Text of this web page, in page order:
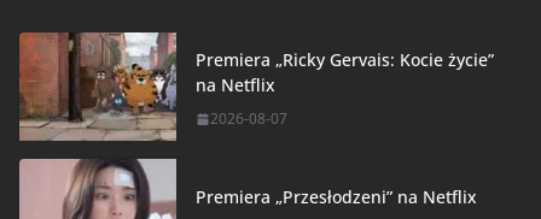
Premiera „Ricky Gervais: Kocie życie”
na Netflix
2026-08-07
Premiera „Przesłodzeni” na Netflix